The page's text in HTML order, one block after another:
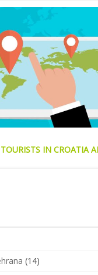
IN CROATIA
(14)